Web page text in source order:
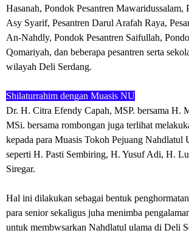
Hasanah, Pondok Pesantren Mawaridussalam,
Asy Syarif, Pesantren Darul Arafah Raya,
An-Nahdly, Pondok Pesantren Saifullah,
Qomariyah, dan beberapa pesantren serta
wilayah Deli Serdang.
Shilaturrahim dengan Muasis NU
Dr. H. Citra Efendy Capah, MSP. bersama H.
MSi. bersama rombongan juga terlihat
kepada para Muasis Tokoh Pejuang Nahdlatul
seperti H. Pasti Sembiring, H. Yusuf Adi, H.
Siregar.
Hal ini dilakukan sebagai bentuk
para senior sekaligus juha menimba
untuk membwsarkan Nahdlatul ulama di Deli